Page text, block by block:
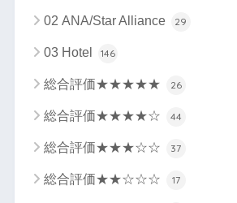
02 ANA/Star Alliance 29
03 Hotel 146
総合評価★★★★★ 26
総合評価★★★★☆ 44
総合評価★★★☆☆ 37
総合評価★★☆☆☆ 17